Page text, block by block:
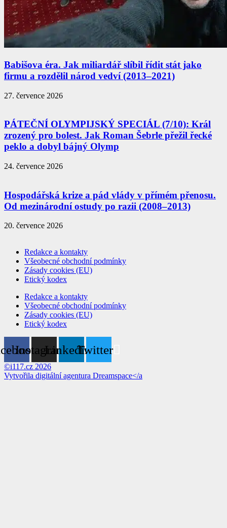
Babišova éra. Jak miliardář slíbil řídit stát jako
firmu a rozdělil národ vedví (2013–2021)
27. července 2026
PÁTEČNÍ OLYMPIJSKÝ SPECIÁL (7/10): Král
zrozený pro bolest. Jak Roman Šebrle přežil řecké
peklo a dobyl bájný Olymp
24. července 2026
Hospodářská krize a pád vlády v přímém přenosu.
Od mezinárodní ostudy po razii (2008–2013)
20. července 2026
Redakce a kontakty
Všeobecné obchodní podmínky
Zásady cookies (EU)
Etický kodex
Redakce a kontakty
Všeobecné obchodní podmínky
Zásady cookies (EU)
Etický kodex
InstagramLinkedinTwitter
©i117.cz 2026
Vytvořila digitální agentura Dreamspace</a